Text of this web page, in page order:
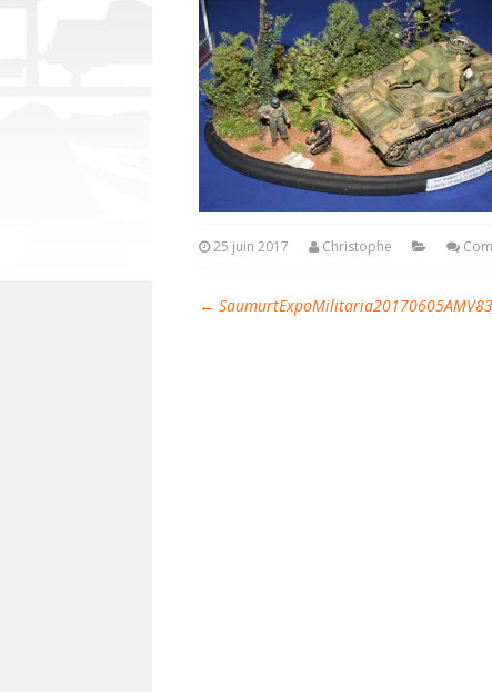
25 juin 2017 Christophe
←